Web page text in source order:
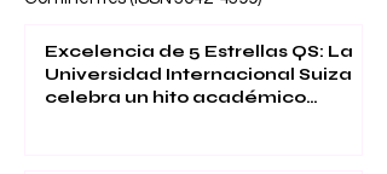
Excelencia de 5 Estrellas QS: La
Universidad Internacional Suiza
celebra un hito académico